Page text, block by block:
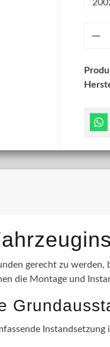
gerecht zu werden,
die Montage und